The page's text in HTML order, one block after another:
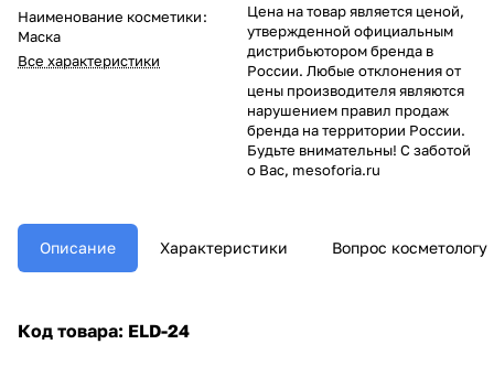
Наименование косметики:
Маска
Все характеристики
Цена на товар является ценой,
утвержденной официальным
дистрибьютором бренда в
России. Любые отклонения от
цены производителя являются
нарушением правил продаж
бренда на территории России.
Будьте внимательны! С заботой
о Вас, mesoforia.ru
Описание Характеристики Вопрос косметологу
Код товара: ELD-24